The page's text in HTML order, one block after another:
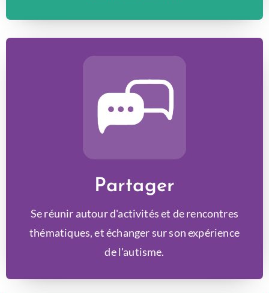
Partager
Se réunir autour d'activités et de rencontres
thématiques, et échanger sur son expérience
de l'autisme.